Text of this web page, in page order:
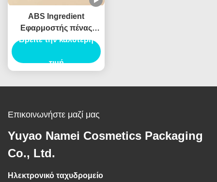
ABS Ingredient
Εφαρμοστής πένας
πινέλας φρυδιών για
αποτελέσματα
Βρείτε την καλύτερη
τιμή
Επικοινωνήστε μαζί μας
Yuyao Namei Cosmetics Packaging
Co., Ltd.
Ηλεκτρονικό ταχυδρομείο